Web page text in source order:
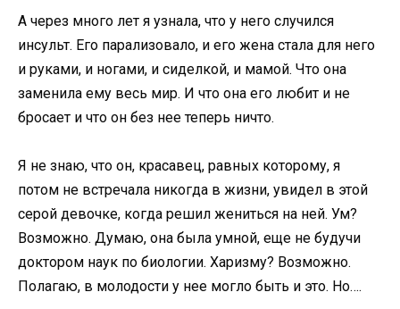
А через много лет я узнала, что у него случился
инсульт. Его парализовало, и его жена стала для него
и руками, и ногами, и сиделкой, и мамой. Что она
заменила ему весь мир. И что она его любит и не
бросает и что он без нее теперь ничто.
Я не знаю, что он, красавец, равных которому, я
потом не встречала никогда в жизни, увидел в этой
серой девочке, когда решил жениться на ней. Ум?
Возможно. Думаю, она была умной, еще не будучи
доктором наук по биологии. Харизму? Возможно.
Полагаю, в молодости у нее могло быть и это. Но….